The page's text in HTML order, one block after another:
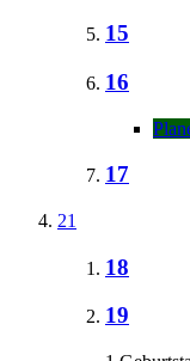
15
16
17
21
18
19